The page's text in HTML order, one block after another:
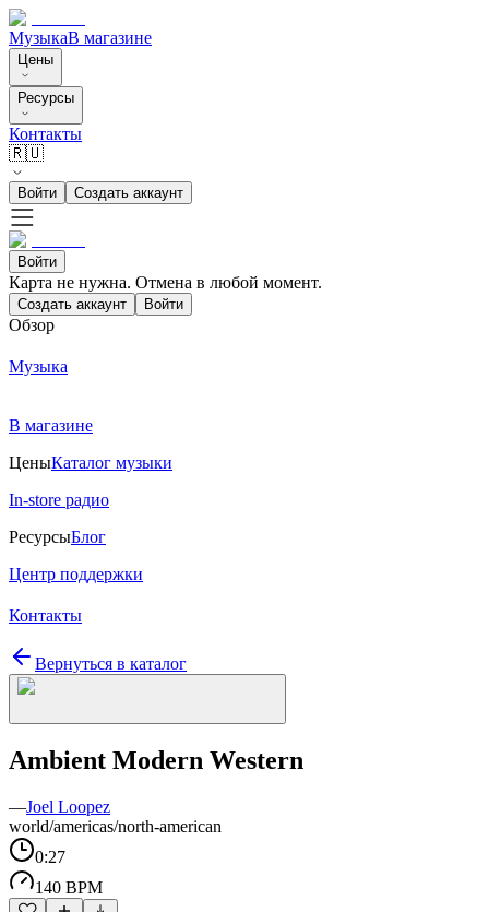
МузыкаВ магазине
Цены
Ресурсы
Контакты
🇷🇺
Войти Создать аккаунт
Войти
Карта не нужна. Отмена в любой момент.
Создать аккаунт Войти
Обзор
Музыка
В магазине
ЦеныКаталог музыки
In-store радио
РесурсыБлог
Центр поддержки
Контакты
Вернуться в каталог
Ambient Modern Western
—Joel Loopez
world/americas/north-american
0:27
140 BPM